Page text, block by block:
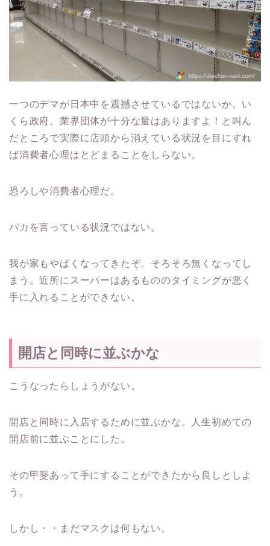
一つのデマが日本中を震撼させているではないか。い
くら政府、業界団体が十分な量はありますよ！と叫ん
だところで実際に店頭から消えている状況を目にすれ
ば消費者心理はとどまることをしらない。
恐ろしや消費者心理だ。
バカを言っている状況ではない。
我が家もやばくなってきたぞ。そろそろ無くなってし
まう。近所にスーパーはあるもののタイミングが悪く
手に入れることができない。
開店と同時に並ぶかな
こうなったらしょうがない。
開店と同時に入店するために並ぶかな。人生初めての
開店前に並ぶことにした。
その甲斐あって手にすることができたから良しとしよ
う。
しかし・・まだマスクは何もない。